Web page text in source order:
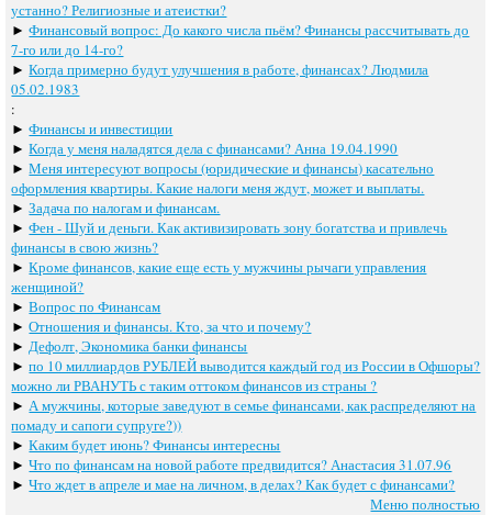
устанно? Религиозные и атеистки?
►Финансовый вопрос: До какого числа пьём? Финансы рассчитывать до
7-го или до 14-го?
►Когда примерно будут улучшения в работе, финансах? Людмила
05.02.1983
:
►Финансы и инвестиции
►Когда у меня наладятся дела с финансами? Анна 19.04.1990
►Меня интересуют вопросы (юридические и финансы) касательно
оформления квартиры. Какие налоги меня ждут, может и выплаты.
►Задача по налогам и финансам.
►Фен - Шуй и деньги. Как активизировать зону богатства и привлечь
финансы в свою жизнь?
►Кроме финансов, какие еще есть у мужчины рычаги управления
женщиной?
►Вопрос по Финансам
►Отношения и финансы. Кто, за что и почему?
► Дефолт, Экономика банки финансы
►по 10 миллиардов РУБЛЕЙ выводится каждый год из России в Офшоры?
можно ли РВАНУТЬ с таким оттоком финансов из страны ?
► А мужчины, которые заведуют в семье финансами, как распределяют на
помаду и сапоги супруге?))
►Каким будет июнь? Финансы интересны
►Что по финансам на новой работе предвидится? Анастасия 31.07.96
►Что ждет в апреле и мае на личном, в делах? Как будет с финансами?
Меню полностью